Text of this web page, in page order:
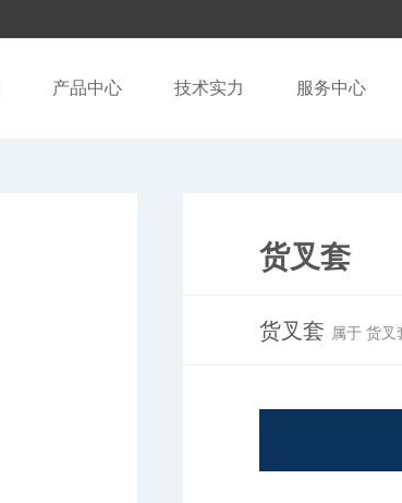
产品中心 技术实力 服务中心
货叉套
货叉套 属于 货叉